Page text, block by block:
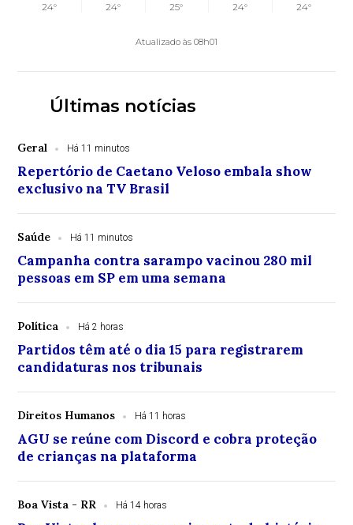
24°
24°
25°
24°
24°
Atualizado às 08h01
Últimas notícias
Geral Há 11 minutos
Repertório de Caetano Veloso embala show
exclusivo na TV Brasil
Saúde Há 11 minutos
Campanha contra sarampo vacinou 280 mil
pessoas em SP em uma semana
Política Há 2 horas
Partidos têm até o dia 15 para registrarem
candidaturas nos tribunais
Direitos Humanos Há 11 horas
AGU se reúne com Discord e cobra proteção
de crianças na plataforma
Boa Vista - RR Há 14 horas